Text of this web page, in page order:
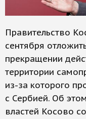
Правительство
сентября
прекращении
территории
из-за которого
с Сербией. Об
властей Косово